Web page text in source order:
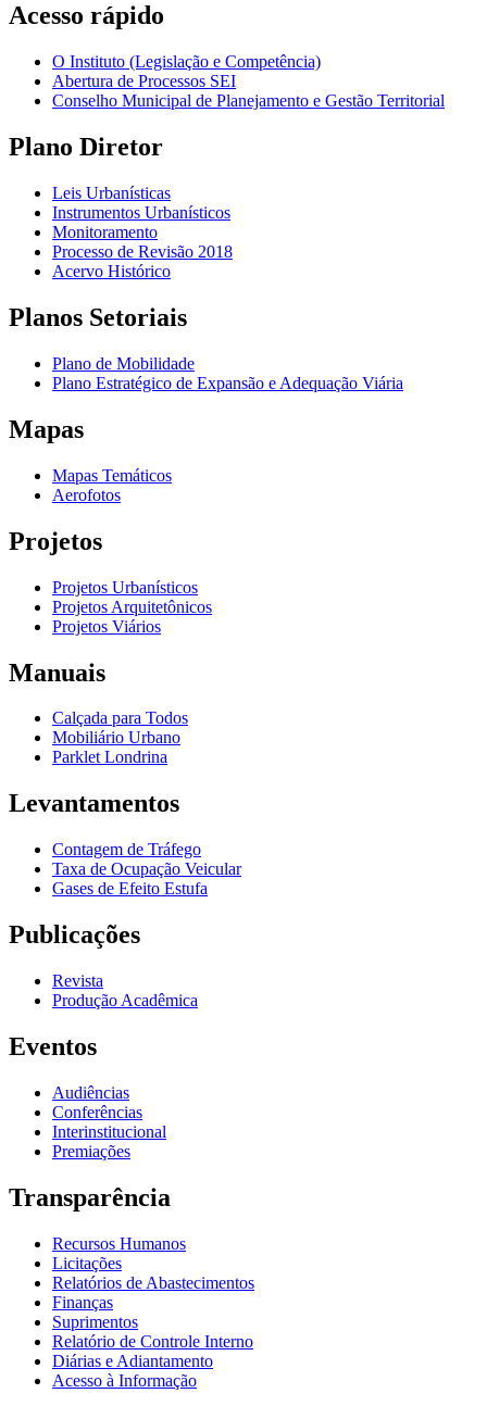
Acesso rápido
O Instituto (Legislação e Competência)
Abertura de Processos SEI
Conselho Municipal de Planejamento e Gestão Territorial
Plano Diretor
Leis Urbanísticas
Instrumentos Urbanísticos
Monitoramento
Processo de Revisão 2018
Acervo Histórico
Planos Setoriais
Plano de Mobilidade
Plano Estratégico de Expansão e Adequação Viária
Mapas
Mapas Temáticos
Aerofotos
Projetos
Projetos Urbanísticos
Projetos Arquitetônicos
Projetos Viários
Manuais
Calçada para Todos
Mobiliário Urbano
Parklet Londrina
Levantamentos
Contagem de Tráfego
Taxa de Ocupação Veicular
Gases de Efeito Estufa
Publicações
Revista
Produção Acadêmica
Eventos
Audiências
Conferências
Interinstitucional
Premiações
Transparência
Recursos Humanos
Licitações
Relatórios de Abastecimentos
Finanças
Suprimentos
Relatório de Controle Interno
Diárias e Adiantamento
Acesso à Informação